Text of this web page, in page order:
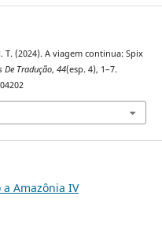
T. (2024). A viagem continua: Spix
De Tradução, 44(esp. 4), 1–7.
Amazônia IV